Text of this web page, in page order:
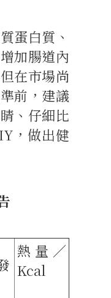
蛋白質、
加腸道內
在市場尚
前，建議
、仔細比
，做出健
熱量／
Kcal